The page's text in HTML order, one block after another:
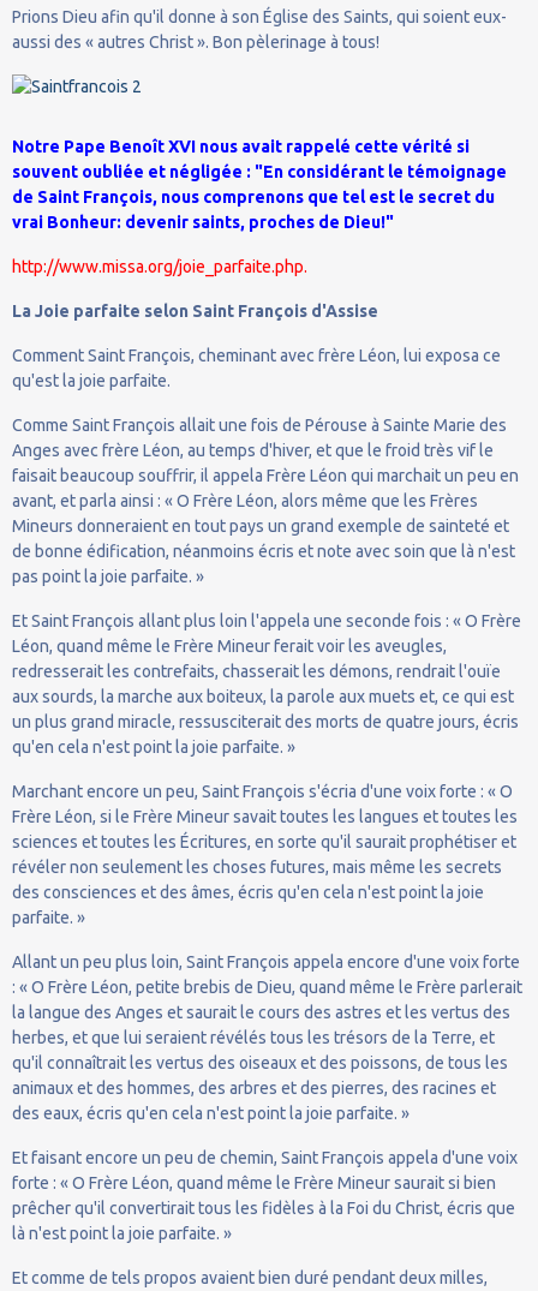
Prions Dieu afin qu'il donne à son Église des Saints, qui soient eux-
aussi des « autres Christ ». Bon pèlerinage à tous!
Notre Pape Benoît XVI nous avait rappelé cette vérité si
souvent oubliée et négligée : "En considérant le témoignage
de Saint François, nous comprenons que tel est le secret du
vrai Bonheur: devenir saints, proches de Dieu!"
http://www.missa.org/joie_parfaite.php.
La Joie parfaite selon Saint François d'Assise
Comment Saint François, cheminant avec frère Léon, lui exposa ce
qu'est la joie parfaite.
Comme Saint François allait une fois de Pérouse à Sainte Marie des
Anges avec frère Léon, au temps d'hiver, et que le froid très vif le
faisait beaucoup souffrir, il appela Frère Léon qui marchait un peu en
avant, et parla ainsi : « O Frère Léon, alors même que les Frères
Mineurs donneraient en tout pays un grand exemple de sainteté et
de bonne édification, néanmoins écris et note avec soin que là n'est
pas point la joie parfaite. »
Et Saint François allant plus loin l'appela une seconde fois : « O Frère
Léon, quand même le Frère Mineur ferait voir les aveugles,
redresserait les contrefaits, chasserait les démons, rendrait l'ouïe
aux sourds, la marche aux boiteux, la parole aux muets et, ce qui est
un plus grand miracle, ressusciterait des morts de quatre jours, écris
qu'en cela n'est point la joie parfaite. »
Marchant encore un peu, Saint François s'écria d'une voix forte : « O
Frère Léon, si le Frère Mineur savait toutes les langues et toutes les
sciences et toutes les Écritures, en sorte qu'il saurait prophétiser et
révéler non seulement les choses futures, mais même les secrets
des consciences et des âmes, écris qu'en cela n'est point la joie
parfaite. »
Allant un peu plus loin, Saint François appela encore d'une voix forte
: « O Frère Léon, petite brebis de Dieu, quand même le Frère parlerait
la langue des Anges et saurait le cours des astres et les vertus des
herbes, et que lui seraient révélés tous les trésors de la Terre, et
qu'il connaîtrait les vertus des oiseaux et des poissons, de tous les
animaux et des hommes, des arbres et des pierres, des racines et
des eaux, écris qu'en cela n'est point la joie parfaite. »
Et faisant encore un peu de chemin, Saint François appela d'une voix
forte : « O Frère Léon, quand même le Frère Mineur saurait si bien
prêcher qu'il convertirait tous les fidèles à la Foi du Christ, écris que
là n'est point la joie parfaite. »
Et comme de tels propos avaient bien duré pendant deux milles,